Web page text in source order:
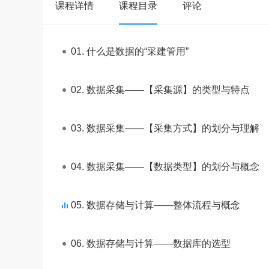
课程详情 课程目录 评论
01. 什么是数据的“采建管用”
02. 数据采集——【采集源】的类型与特点
03. 数据采集——【采集方式】的划分与理解
04. 数据采集——【数据类型】的划分与概念
05. 数据存储与计算——整体流程与概念
06. 数据存储与计算——数据库的选型